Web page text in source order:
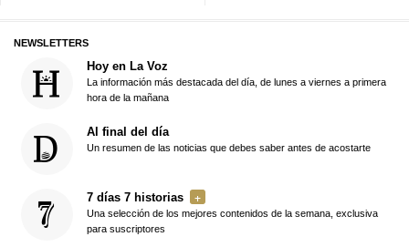
NEWSLETTERS
Hoy en La Voz
La información más destacada del día, de lunes a viernes a primera
hora de la mañana
Al final del día
Un resumen de las noticias que debes saber antes de acostarte
7 días 7 historias
Una selección de los mejores contenidos de la semana, exclusiva
para suscriptores